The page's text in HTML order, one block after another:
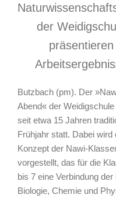
der
präsentieren
Butzbach (pm). Der
Abend« der Weidigschule
seit etwa 15 Jahren
Frühjahr statt. Dabei wird
Konzept der Nawi-
vorgestellt, das für die
bis 7 eine Verbindung der
Biologie, Chemie und